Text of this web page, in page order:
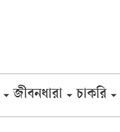
জীবনধারা চাকরি